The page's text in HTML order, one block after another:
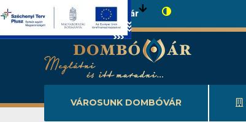
Városunk Dombóvár
VÁROSUNK DOMBÓVÁR